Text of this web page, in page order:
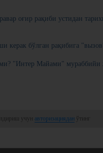
оғир рақиби устидан
керак бўлган рақибига
"Интер Майами" мураббийи
учун авторизацияданўтинг